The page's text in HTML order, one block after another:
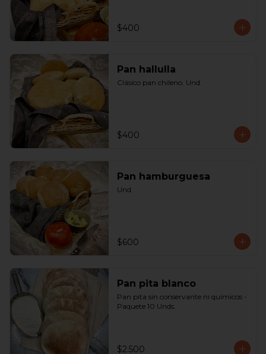
$400
Pan hallulla
Clásico pan chileno. Und.
$400
Pan hamburguesa
Und.
$600
Pan pita blanco
Pan pita sin conservante ni químicos -
Paquete 10 Unds.
$2.500